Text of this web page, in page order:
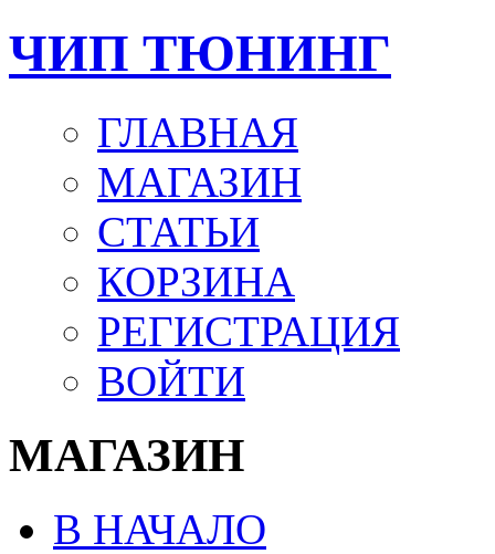
ЧИП ТЮНИНГ
ГЛАВНАЯ
МАГАЗИН
СТАТЬИ
КОРЗИНА
РЕГИСТРАЦИЯ
ВОЙТИ
МАГАЗИН
В НАЧАЛО